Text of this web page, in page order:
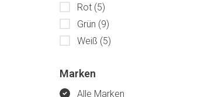
Rot (5)
Grün (9)
Weiß (5)
Marken
Alle Marken